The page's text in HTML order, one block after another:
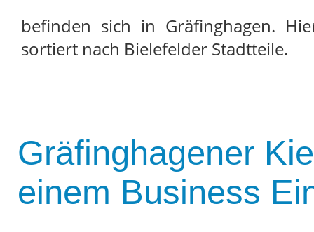
befinden sich in Gräfinghagen.
sortiert nach Bielefelder Stadtteile.
Gräfinghagener
einem Business